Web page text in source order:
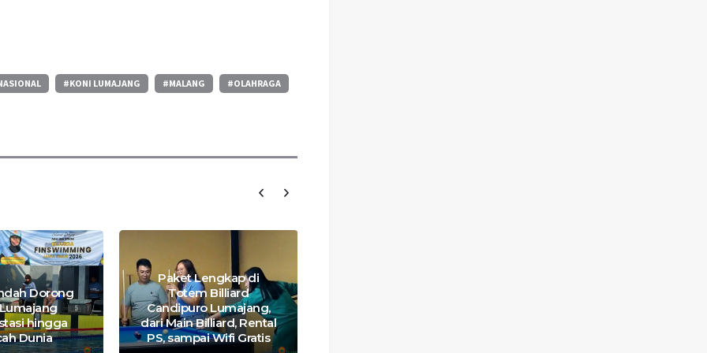
#KONI LUMAJANG #MALANG #OLAHRAGA
Dorong
hingga
Dunia
Paket Lengkap di
Totem Billiard
Candipuro Lumajang,
dari Main Billiard, Rental
PS, sampai Wifi Gratis